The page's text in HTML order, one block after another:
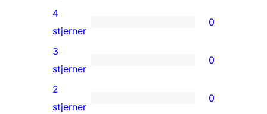
5-
stjernet
anmeldelse
0
4-
stjernet
anmeldelser
4
stjerner
0
0
3-
stjernet
3
stjerner
0
0
2
stjerner
0